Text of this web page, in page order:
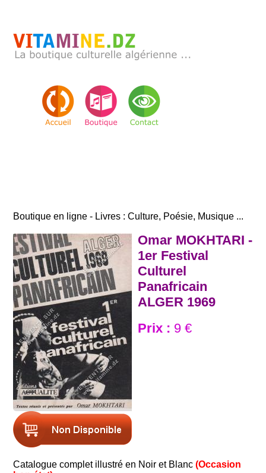
Boutique en ligne - Livres : Culture, Poésie, Musique ...
Omar MOKHTARI -
1er Festival
Culturel
Panafricain
ALGER 1969
Prix : 9 €
Catalogue complet illustré en Noir et Blanc(Occasion